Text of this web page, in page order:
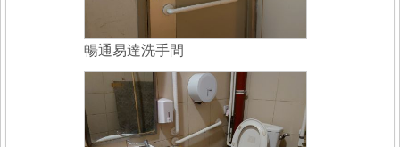
暢通易達洗手間